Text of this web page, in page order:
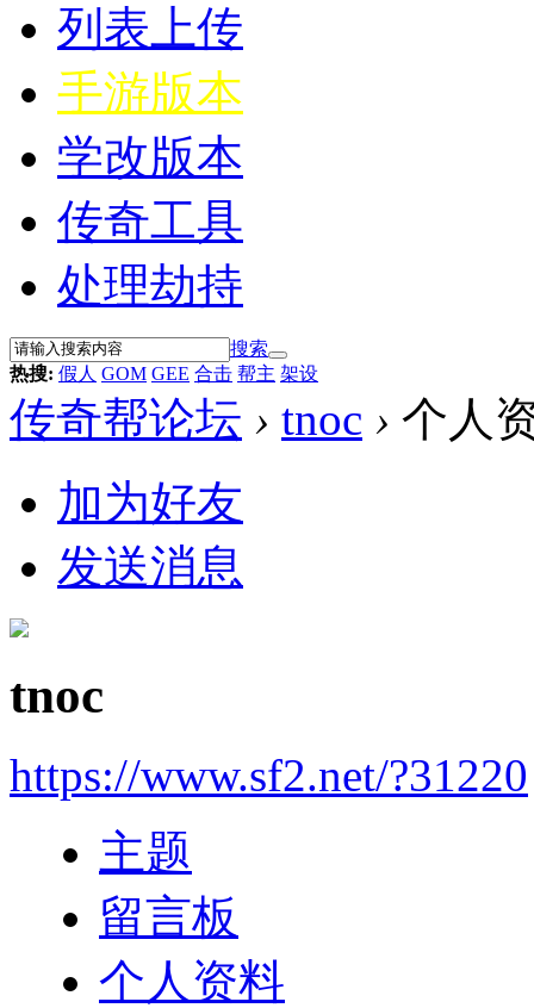
列表上传
手游版本
学改版本
传奇工具
处理劫持
搜索
热搜: 假人 GOM GEE 合击 帮主 架设
传奇帮论坛 › tnoc › 个人
加为好友
发送消息
tnoc
https://www.sf2.net/?31220
主题
留言板
个人资料